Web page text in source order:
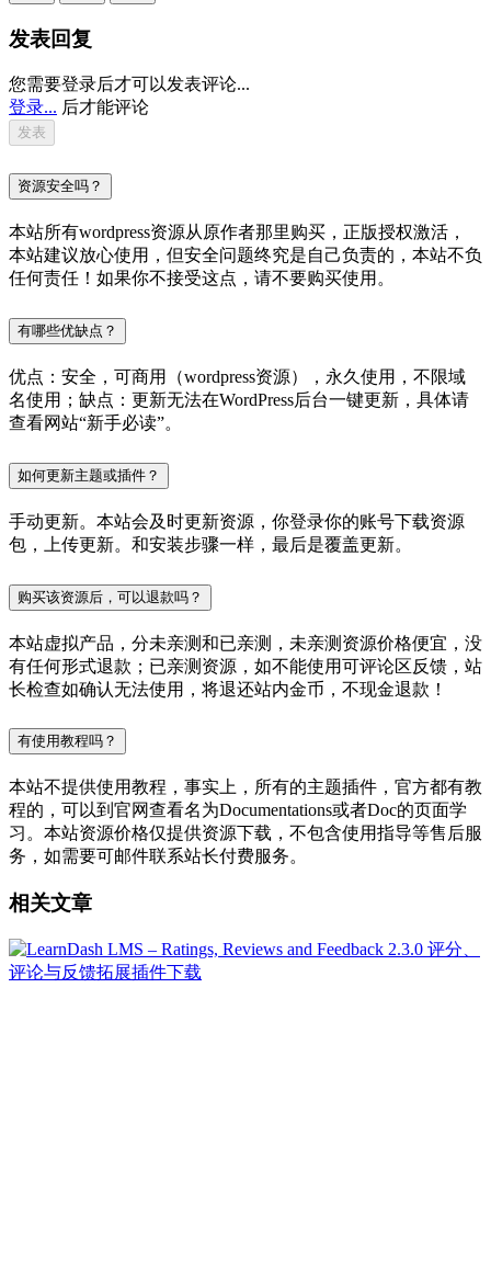
发表回复
您需要登录后才可以发表评论...
登录... 后才能评论
资源安全吗？
本站所有wordpress资源从原作者那里购买，正版授权激活，
本站建议放心使用，但安全问题终究是自己负责的，本站不负
任何责任！如果你不接受这点，请不要购买使用。
有哪些优缺点？
优点：安全，可商用（wordpress资源），永久使用，不限域
名使用；缺点：更新无法在WordPress后台一键更新，具体请
查看网站“新手必读”。
如何更新主题或插件？
手动更新。本站会及时更新资源，你登录你的账号下载资源
包，上传更新。和安装步骤一样，最后是覆盖更新。
购买该资源后，可以退款吗？
本站虚拟产品，分未亲测和已亲测，未亲测资源价格便宜，没
有任何形式退款；已亲测资源，如不能使用可评论区反馈，站
长检查如确认无法使用，将退还站内金币，不现金退款！
有使用教程吗？
本站不提供使用教程，事实上，所有的主题插件，官方都有教
程的，可以到官网查看名为Documentations或者Doc的页面学
习。本站资源价格仅提供资源下载，不包含使用指导等售后服
务，如需要可邮件联系站长付费服务。
相关文章